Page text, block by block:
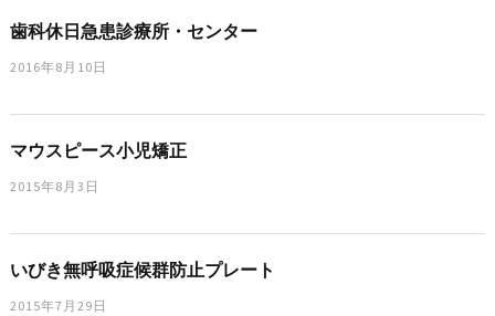
歯科休日急患診療所・センター
2016年8月10日
マウスピース小児矯正
2015年8月3日
いびき無呼吸症候群防止プレート
2015年7月29日